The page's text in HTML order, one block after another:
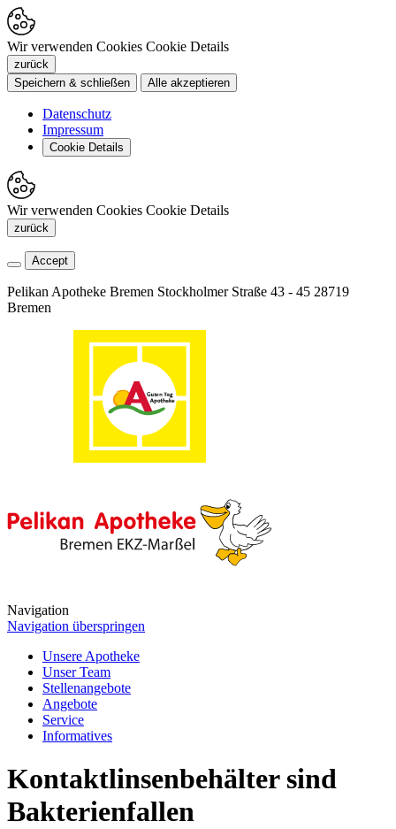
Wir verwenden Cookies Cookie Details
zurück
Speichern & schließen
Alle akzeptieren
Datenschutz
Impressum
Cookie Details
Wir verwenden Cookies Cookie Details
zurück
Accept
Pelikan Apotheke Bremen Stockholmer Straße 43 - 45 28719
Bremen
Navigation
Navigation überspringen
Unsere Apotheke
Unser Team
Stellenangebote
Angebote
Service
Informatives
Kontaktlinsenbehälter sind
Bakterienfallen